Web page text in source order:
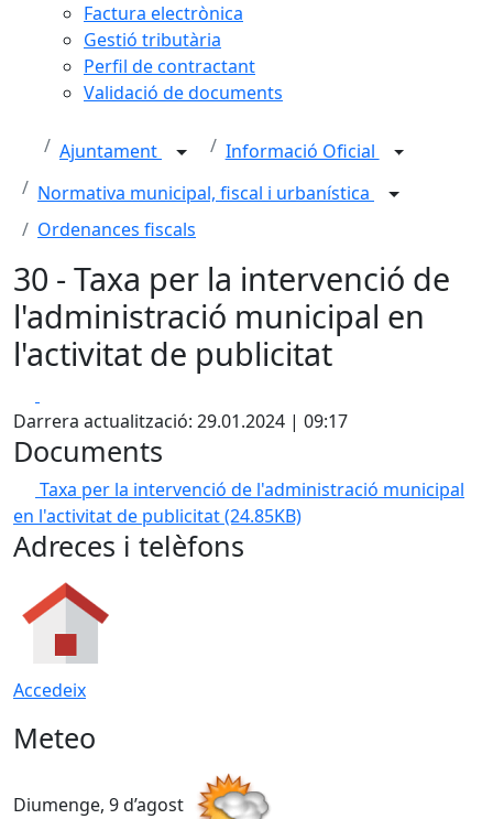
Factura electrònica
Gestió tributària
Perfil de contractant
Validació de documents
Ajuntament
Informació Oficial
Normativa municipal, fiscal i urbanística
Ordenances fiscals
30 - Taxa per la intervenció de
l'administració municipal en
l'activitat de publicitat
Darrera actualització: 29.01.2024 | 09:17
Documents
Taxa per la intervenció de l'administració municipal
en l'activitat de publicitat(24.85KB)
Adreces i telèfons
Accedeix
Meteo
Diumenge, 9 d’agost